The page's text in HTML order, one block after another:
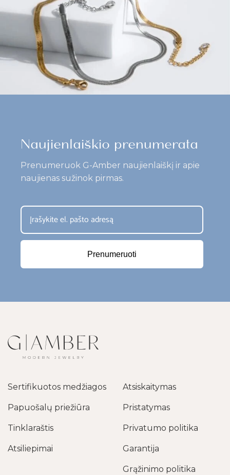
Sertifikuotos medžiagos
Papuošalų priežiūra
Tinklaraštis
Atsiliepimai
Atsiskaitymas
Pristatymas
Privatumo politika
Garantija
Grąžinimo politika
Naujienlaiškio prenumerata
Prenumeruok G-Amber naujienlaiškį ir apie
naujienas sužinok pirmas.
Prenumeruoti